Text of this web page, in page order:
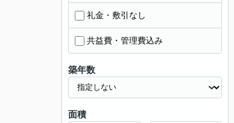
礼金・敷引なし
共益費・管理費込み
築年数
面積